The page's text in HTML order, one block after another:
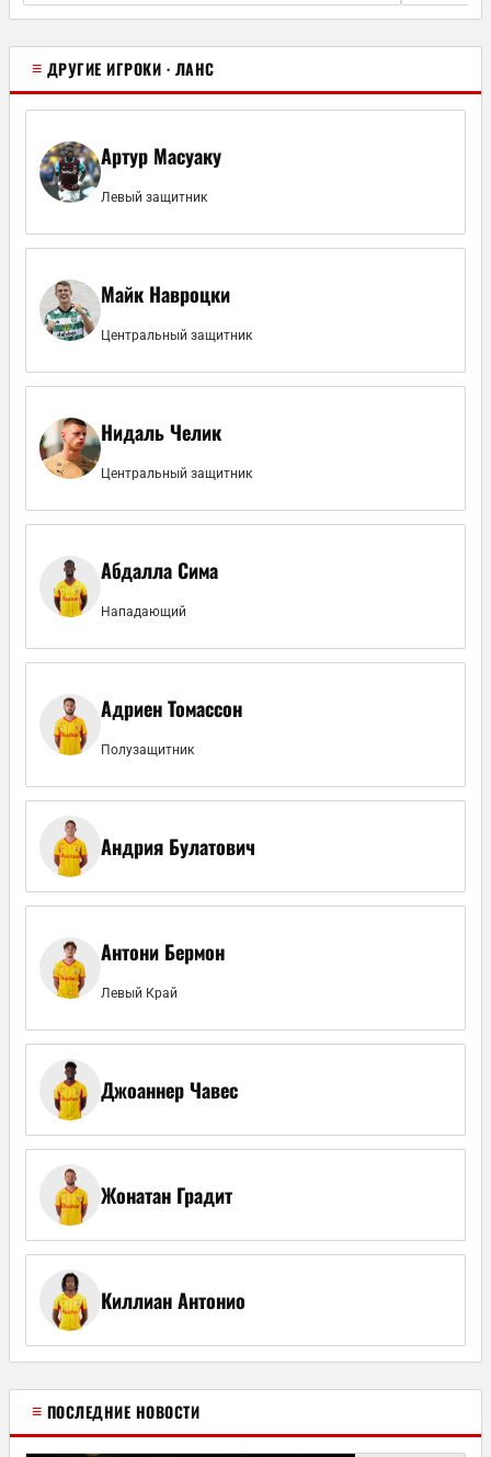
≡ ДРУГИЕ ИГРОКИ · ЛАНС
Артур Масуаку
Левый защитник
Майк Навроцки
Центральный защитник
Нидаль Челик
Центральный защитник
Абдалла Сима
Нападающий
Адриен Томассон
Полузащитник
Андрия Булатович
Антони Бермон
Левый Край
Джоаннер Чавес
Жонатан Градит
Киллиан Антонио
≡ ПОСЛЕДНИЕ НОВОСТИ